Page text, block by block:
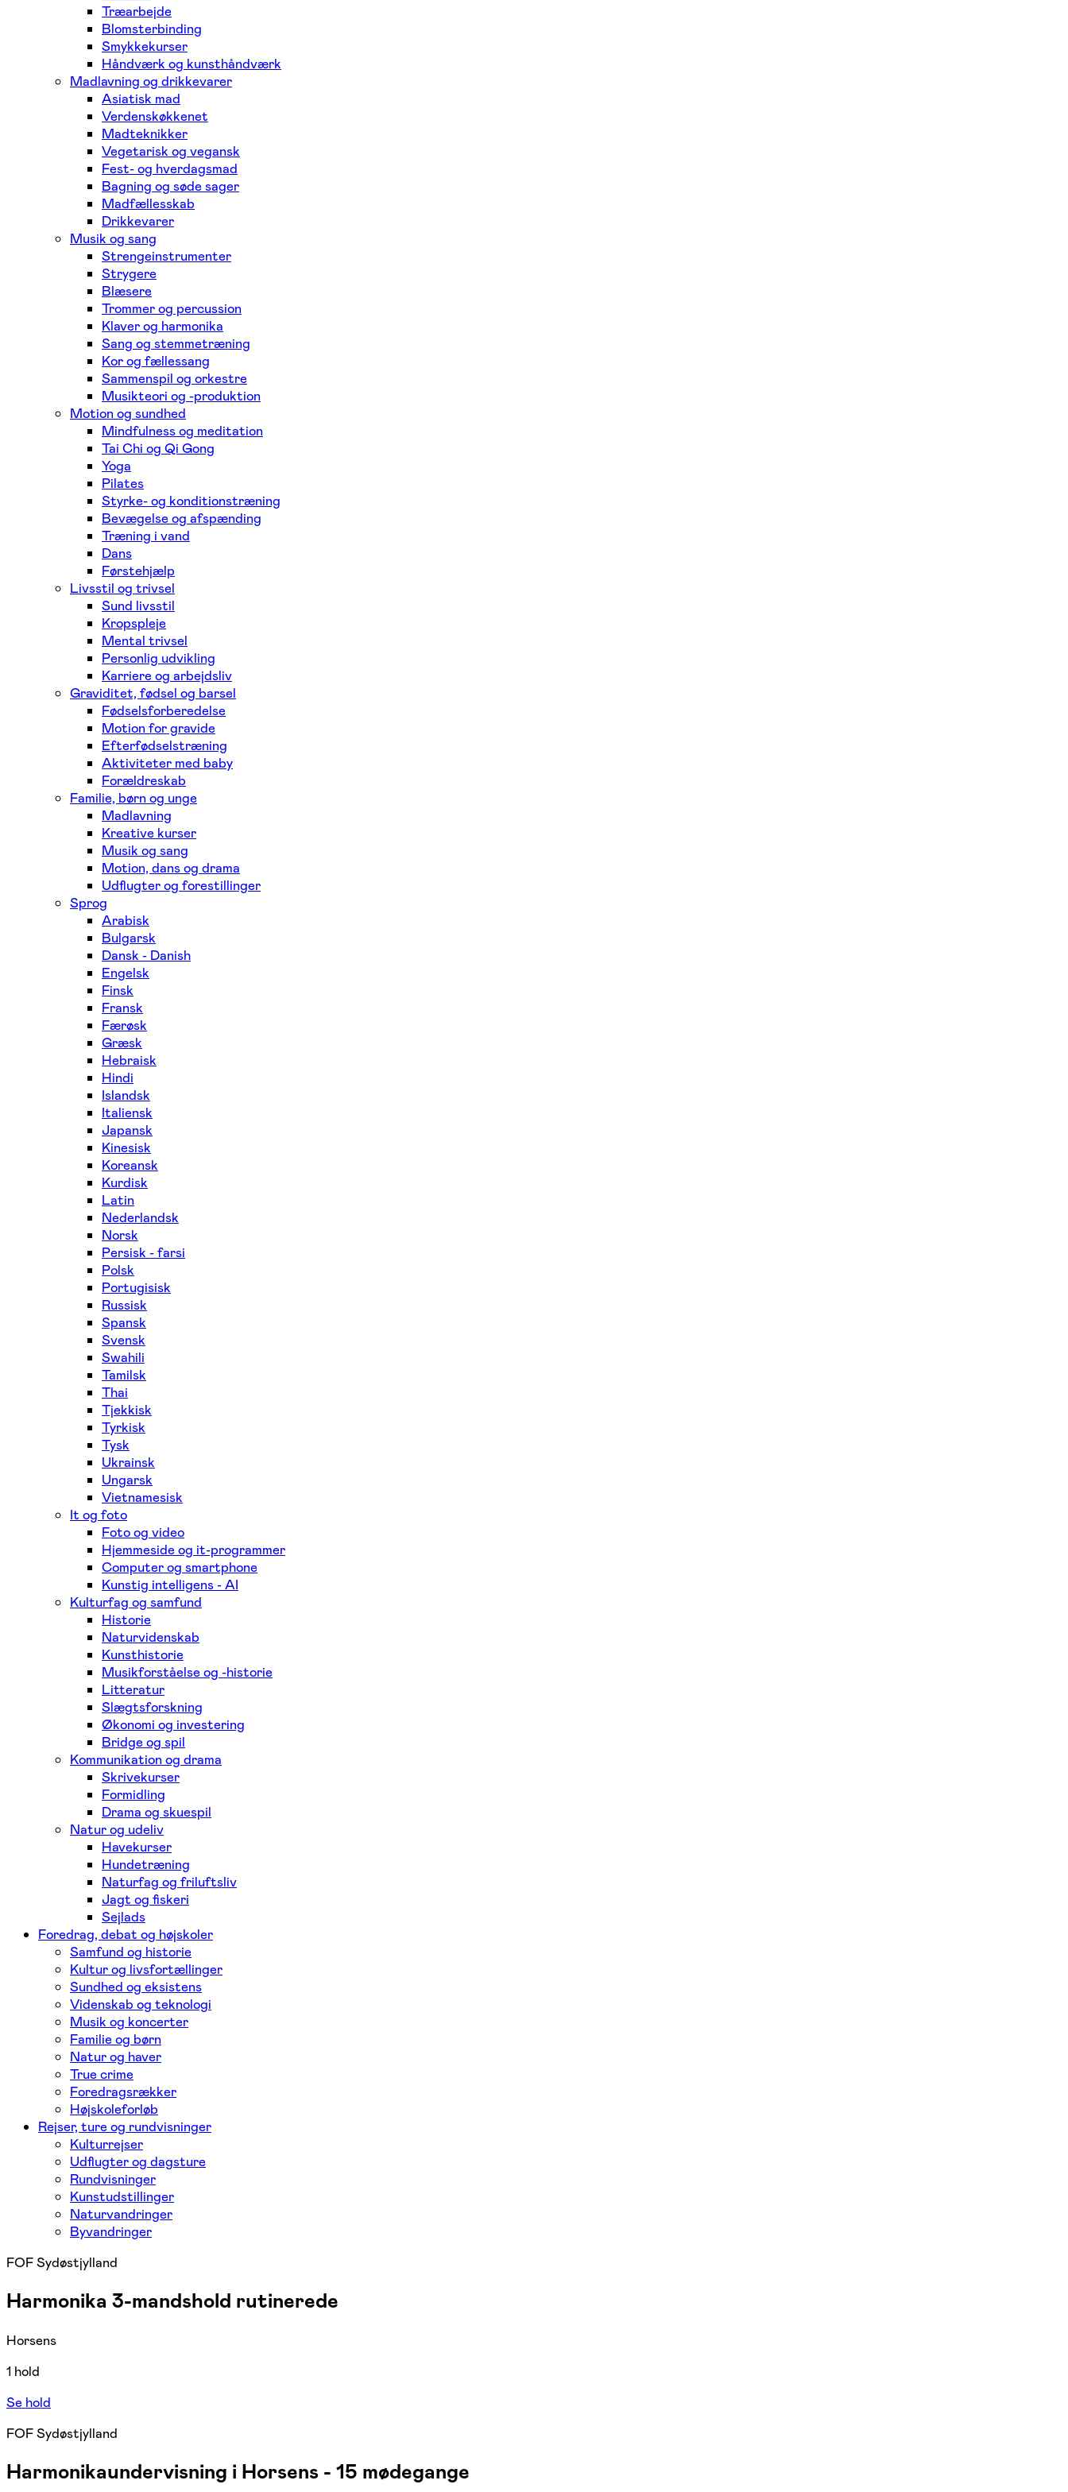
Træarbejde
Blomsterbinding
Smykkekurser
Håndværk og kunsthåndværk
Madlavning og drikkevarer
Asiatisk mad
Verdenskøkkenet
Madteknikker
Vegetarisk og vegansk
Fest- og hverdagsmad
Bagning og søde sager
Madfællesskab
Drikkevarer
Musik og sang
Strengeinstrumenter
Strygere
Blæsere
Trommer og percussion
Klaver og harmonika
Sang og stemmetræning
Kor og fællessang
Sammenspil og orkestre
Musikteori og -produktion
Motion og sundhed
Mindfulness og meditation
Tai Chi og Qi Gong
Yoga
Pilates
Styrke- og konditionstræning
Bevægelse og afspænding
Træning i vand
Dans
Førstehjælp
Livsstil og trivsel
Sund livsstil
Kropspleje
Mental trivsel
Personlig udvikling
Karriere og arbejdsliv
Graviditet, fødsel og barsel
Fødselsforberedelse
Motion for gravide
Efterfødselstræning
Aktiviteter med baby
Forældreskab
Familie, børn og unge
Madlavning
Kreative kurser
Musik og sang
Motion, dans og drama
Udflugter og forestillinger
Sprog
Arabisk
Bulgarsk
Dansk - Danish
Engelsk
Finsk
Fransk
Færøsk
Græsk
Hebraisk
Hindi
Islandsk
Italiensk
Japansk
Kinesisk
Koreansk
Kurdisk
Latin
Nederlandsk
Norsk
Persisk - farsi
Polsk
Portugisisk
Russisk
Spansk
Svensk
Swahili
Tamilsk
Thai
Tjekkisk
Tyrkisk
Tysk
Ukrainsk
Ungarsk
Vietnamesisk
It og foto
Foto og video
Hjemmeside og it-programmer
Computer og smartphone
Kunstig intelligens - AI
Kulturfag og samfund
Historie
Naturvidenskab
Kunsthistorie
Musikforståelse og -historie
Litteratur
Slægtsforskning
Økonomi og investering
Bridge og spil
Kommunikation og drama
Skrivekurser
Formidling
Drama og skuespil
Natur og udeliv
Havekurser
Hundetræning
Naturfag og friluftsliv
Jagt og fiskeri
Sejlads
Foredrag, debat og højskoler
Samfund og historie
Kultur og livsfortællinger
Sundhed og eksistens
Videnskab og teknologi
Musik og koncerter
Familie og børn
Natur og haver
True crime
Foredragsrækker
Højskoleforløb
Rejser, ture og rundvisninger
Kulturrejser
Udflugter og dagsture
Rundvisninger
Kunstudstillinger
Naturvandringer
Byvandringer
FOF Sydøstjylland
Harmonika 3-mandshold rutinerede
Horsens
1 hold
Se hold
FOF Sydøstjylland
Harmonikaundervisning i Horsens - 15 mødegange